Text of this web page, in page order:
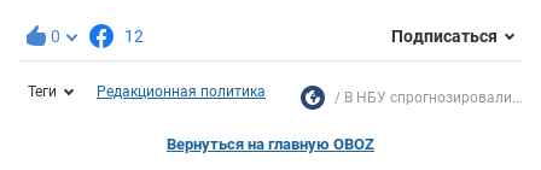
0 12 Подписаться
Теги Редакционная политика В НБУ спрогнозировали...
Вернуться на главную OBOZ